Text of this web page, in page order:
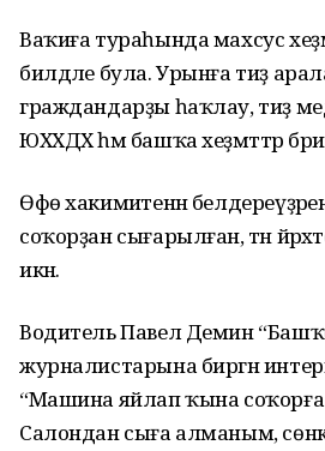
Ваҡиға тураһында махсус
билдәле була. Урынға тиҙ
граждандарҙы һаҡлау, тиҙ
ЮХХДХ һәм башҡа хеҙмәттәр
Өфө хакимиәтенән
соҡорҙан сығарылған, тән
икән.
Водитель Павел Демин
журналистарына биргән
“Машина яйлап ҡына соҡорға
Салондан сыға алманым,